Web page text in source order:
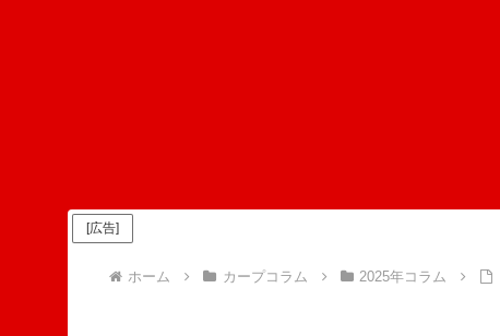
[広告]
ホーム カープコラム 2025年コラム